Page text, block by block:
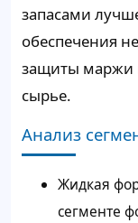
запасами
обеспечения
защиты маржи
сырье.
Анализ
Жидкая
сегменте